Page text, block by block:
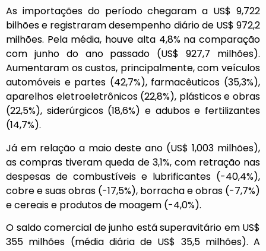
As importações do período chegaram a US$ 9,722
bilhões e registraram desempenho diário de US$ 972,2
milhões. Pela média, houve alta 4,8% na comparação
com junho do ano passado (US$ 927,7 milhões).
Aumentaram os custos, principalmente, com veículos
automóveis e partes (42,7%), farmacêuticos (35,3%),
aparelhos eletroeletrônicos (22,8%), plásticos e obras
(22,5%), siderúrgicos (18,6%) e adubos e fertilizantes
(14,7%).
Já em relação a maio deste ano (US$ 1,003 milhões),
as compras tiveram queda de 3,1%, com retração nas
despesas de combustíveis e lubrificantes (-40,4%),
cobre e suas obras (-17,5%), borracha e obras (-7,7%)
e cereais e produtos de moagem (-4,0%).
O saldo comercial de junho está superavitário em US$
355 milhões (média diária de US$ 35,5 milhões). A